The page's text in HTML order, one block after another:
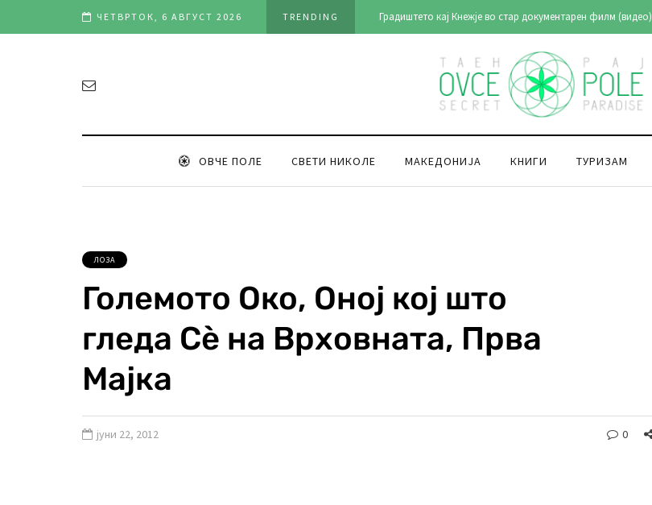
ЧЕТВРТОК, 6 АВГУСТ 2026 TRENDING
во клубот и репрезентацијата“ Градиштето кај Кнежје во стар документарен филм (видео)
ОВЧЕ ПОЛЕ СВЕТИ НИКОЛЕ МАКЕДОНИЈА КНИГИ ТУРИЗАМ
ЛОЗА
Големото Око, Оној кој што
гледа Сè на Врховната, Прва
Мајка
јуни 22, 2012 0